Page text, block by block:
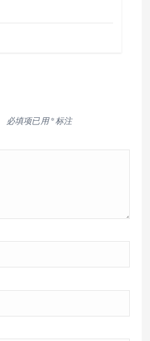
必填项已用*标注